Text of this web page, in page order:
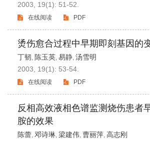
2003, 19(1): 51-52.
在线阅读 PDF
烫伤愈合过程中早期即刻基因的
丁韧, 陈玉英, 易静, 汤雪明
2003, 19(1): 53-54.
在线阅读 PDF
反相高效液相色谱监测烧伤患者
胺的效果
陈蕾, 邓诗琳, 梁建伟, 曹丽萍, 高志刚